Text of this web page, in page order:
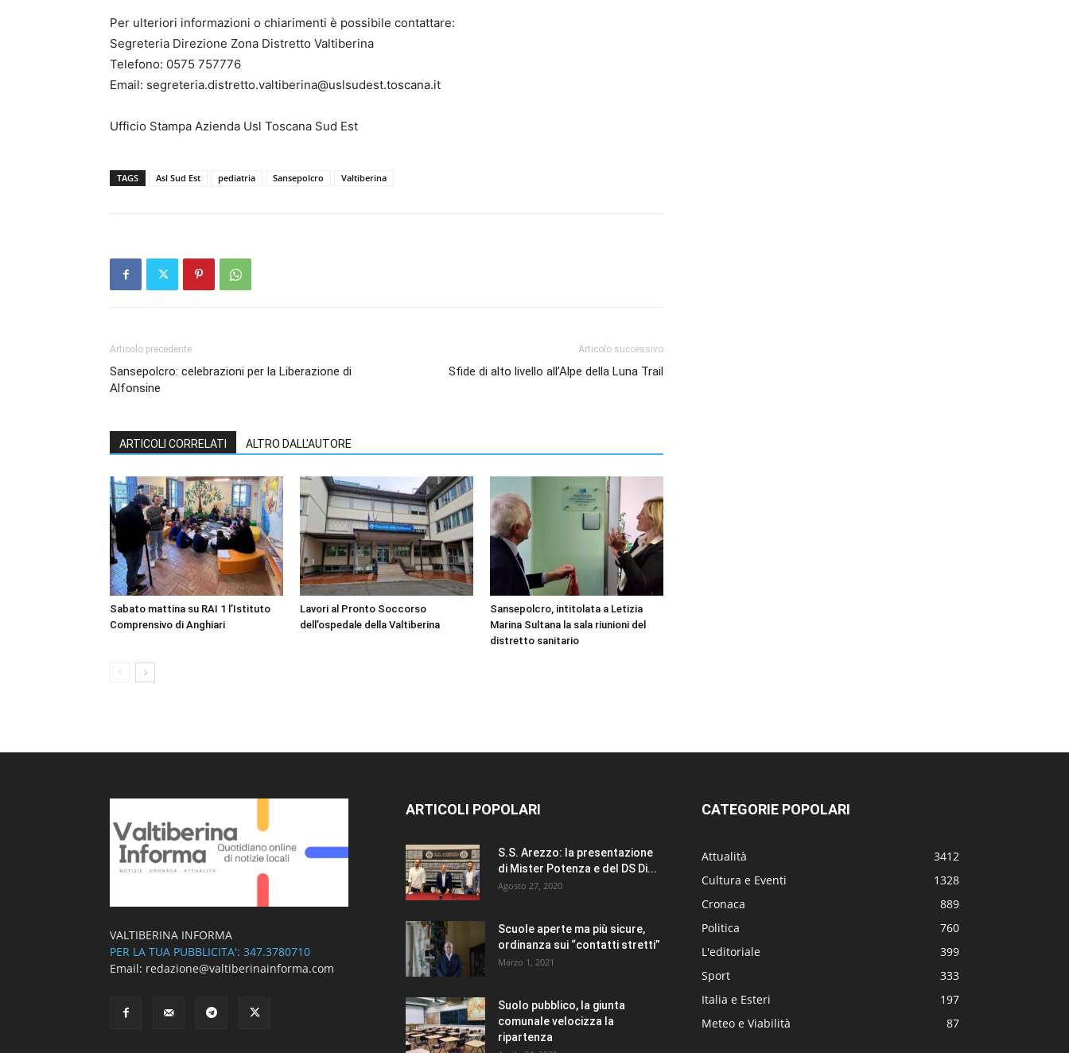
Per ulteriori informazioni o chiarimenti è possibile contattare:
Segreteria Direzione Zona Distretto Valtiberina
Telefono: 0575 757776
Email: segreteria.distretto.valtiberina@uslsudest.toscana.it
Ufficio Stampa Azienda Usl Toscana Sud Est
TAGS Asl Sud Est pediatria Sansepolcro Valtiberina
Articolo precedente
Sansepolcro: celebrazioni per la Liberazione di
Alfonsine
Articolo successivo
Sfide di alto livello all’Alpe della Luna Trail
ARTICOLI CORRELATI ALTRO DALL'AUTORE
Sabato mattina su RAI 1 l’Istituto
Comprensivo di Anghiari
Lavori al Pronto Soccorso
dell’ospedale della Valtiberina
Sansepolcro, intitolata a Letizia
Marina Sultana la sala riunioni del
distretto sanitario
VALTIBERINA INFORMA
PER LA TUA PUBBLICITA': 347.3780710
Email: redazione@valtiberinainforma.com
ARTICOLI POPOLARI
S.S. Arezzo: la presentazione
di Mister Potenza e del DS Di...
Agosto 27, 2020
Scuole aperte ma più sicure,
ordinanza sui “contatti stretti”
Marzo 1, 2021
Suolo pubblico, la giunta
comunale velocizza la
ripartenza
CATEGORIE POPOLARI
Attualità
3412
Cultura e Eventi
1328
Cronaca
889
Politica
760
L'editoriale
399
Sport
333
Italia e Esteri
197
Meteo e Viabilità
87